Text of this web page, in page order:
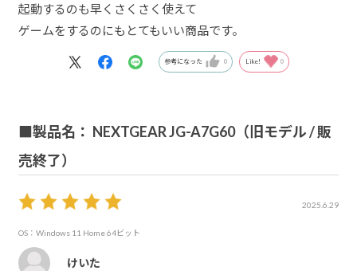
起動するのも早くさくさく使えて
ゲームをするのにもとてもいい商品です。
参考になった 0 Like! 0
■製品名： NEXTGEAR JG-A7G60（旧モデル / 販
売終了）
2025.6.29
OS：Windows 11 Home 64ビット
けいた